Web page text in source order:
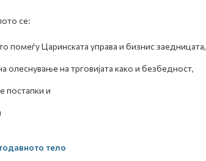
се:
помеѓу Царинската управа и бизнис заедницата,
олеснување на трговијата како и безбедност,
постапки и
тело